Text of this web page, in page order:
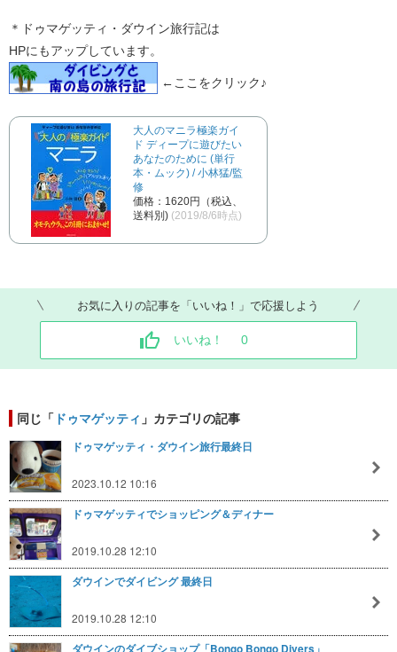
＊ドゥマゲッティ・ダウイン旅行記は
HPにもアップしています。
←ここをクリック♪
大人のマニラ極楽ガイ
ド ディープに遊びたい
あなたのために (単行
本・ムック) / 小林猛/監
修
価格：1620円（税込、
送料別) (2019/8/6時点)
お気に入りの記事を「いいね！」で応援しよう
いいね！ 0
同じ「 ドゥマゲッティ 」カテゴリの記事
ドゥマゲッティ・ダウイン旅行最終日
2023.10.12 10:16
ドゥマゲッティでショッピング＆ディナー
2019.10.28 12:10
ダウインでダイビング 最終日
2019.10.28 12:10
ダウインのダイブショップ「Bongo Bongo Divers」